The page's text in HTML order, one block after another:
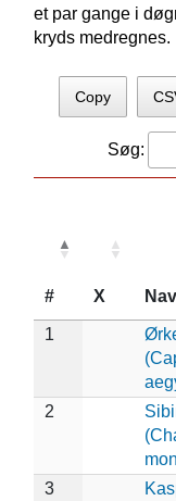
et par gange i
kryds medregnes.
Copy
Søg:
# X
1
2
3